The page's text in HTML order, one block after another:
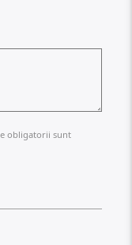
obligatorii sunt